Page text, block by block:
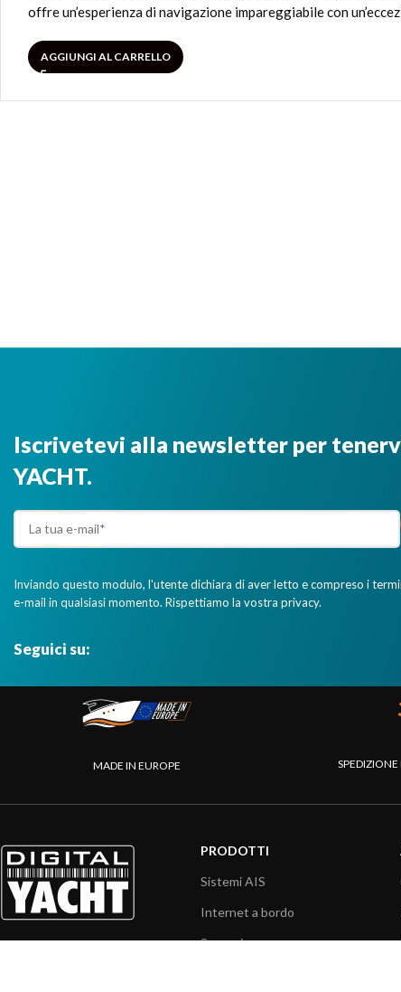
offre un’esperienza di navigazione impareggiabile con
AGGIUNGI AL CARRELLO
Iscrivetevi alla newsletter per
YACHT.
Inviando questo modulo, l'utente dichiara di aver letto e compreso i
e-mail in qualsiasi momento. Rispettiamo la vostra privacy.
Seguici su:
MADE IN EUROPE SPEDIZIONE
PRODOTTI
Sistemi AIS
Internet a bordo
Sensori